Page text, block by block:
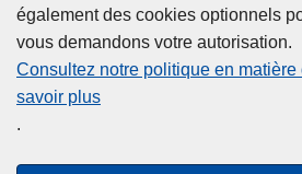
également des cookies optionnels
vous demandons votre autorisation.
Consultez notre politique en matière
savoir plus
.